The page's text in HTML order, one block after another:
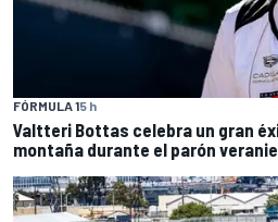
FÓRMULA 15 h
Valtteri Bottas celebra un gran
montaña durante el parón